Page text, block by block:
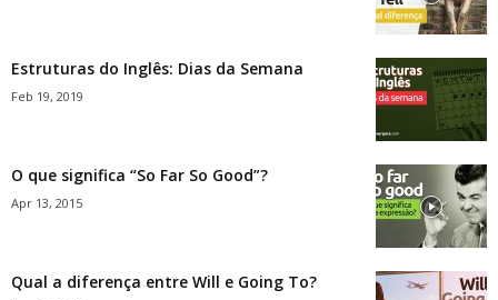
Estruturas do Inglês: Dias da Semana
Feb 19, 2019
O que significa “So Far So Good”?
Apr 13, 2015
Qual a diferença entre Will e Going To?